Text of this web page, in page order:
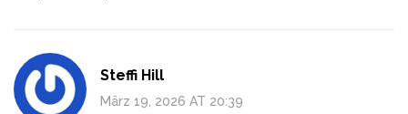
Steffi Hill
März 19, 2026 AT 20:39